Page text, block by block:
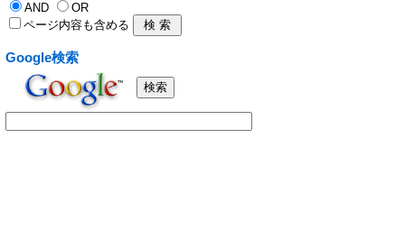
AND
OR
ページ内容も含める
Google検索